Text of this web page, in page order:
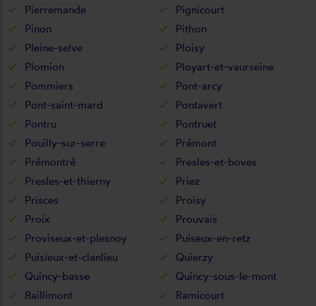
Pierremande
Pignicourt
Pinon
Pithon
Pleine-selve
Ploisy
Plomion
Ployart-et-vaurseine
Pommiers
Pont-arcy
Pont-saint-mard
Pontavert
Pontru
Pontruet
Pouilly-sur-serre
Prémont
Prémontré
Presles-et-boves
Presles-et-thierny
Priez
Prisces
Proisy
Proix
Prouvais
Proviseux-et-plesnoy
Puiseux-en-retz
Puisieux-et-clanlieu
Quierzy
Quincy-basse
Quincy-sous-le-mont
Raillimont
Ramicourt